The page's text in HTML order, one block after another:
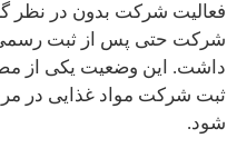
فعالیت شرکت بدون در نظر
شرکت حتی پس از ثبت رسمی
داشت. این وضعیت یکی از
ثبت شرکت مواد غذایی در
شود.